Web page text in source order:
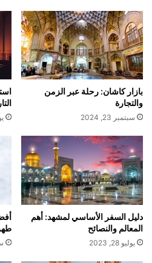
بازار كاشان: رحلة عبر الزمن
والتجارة
سبتمبر 23, 2024
دليل السفر الأساسي لمشهد: أهم
المعالم والنصائح
يوليو 28, 2023